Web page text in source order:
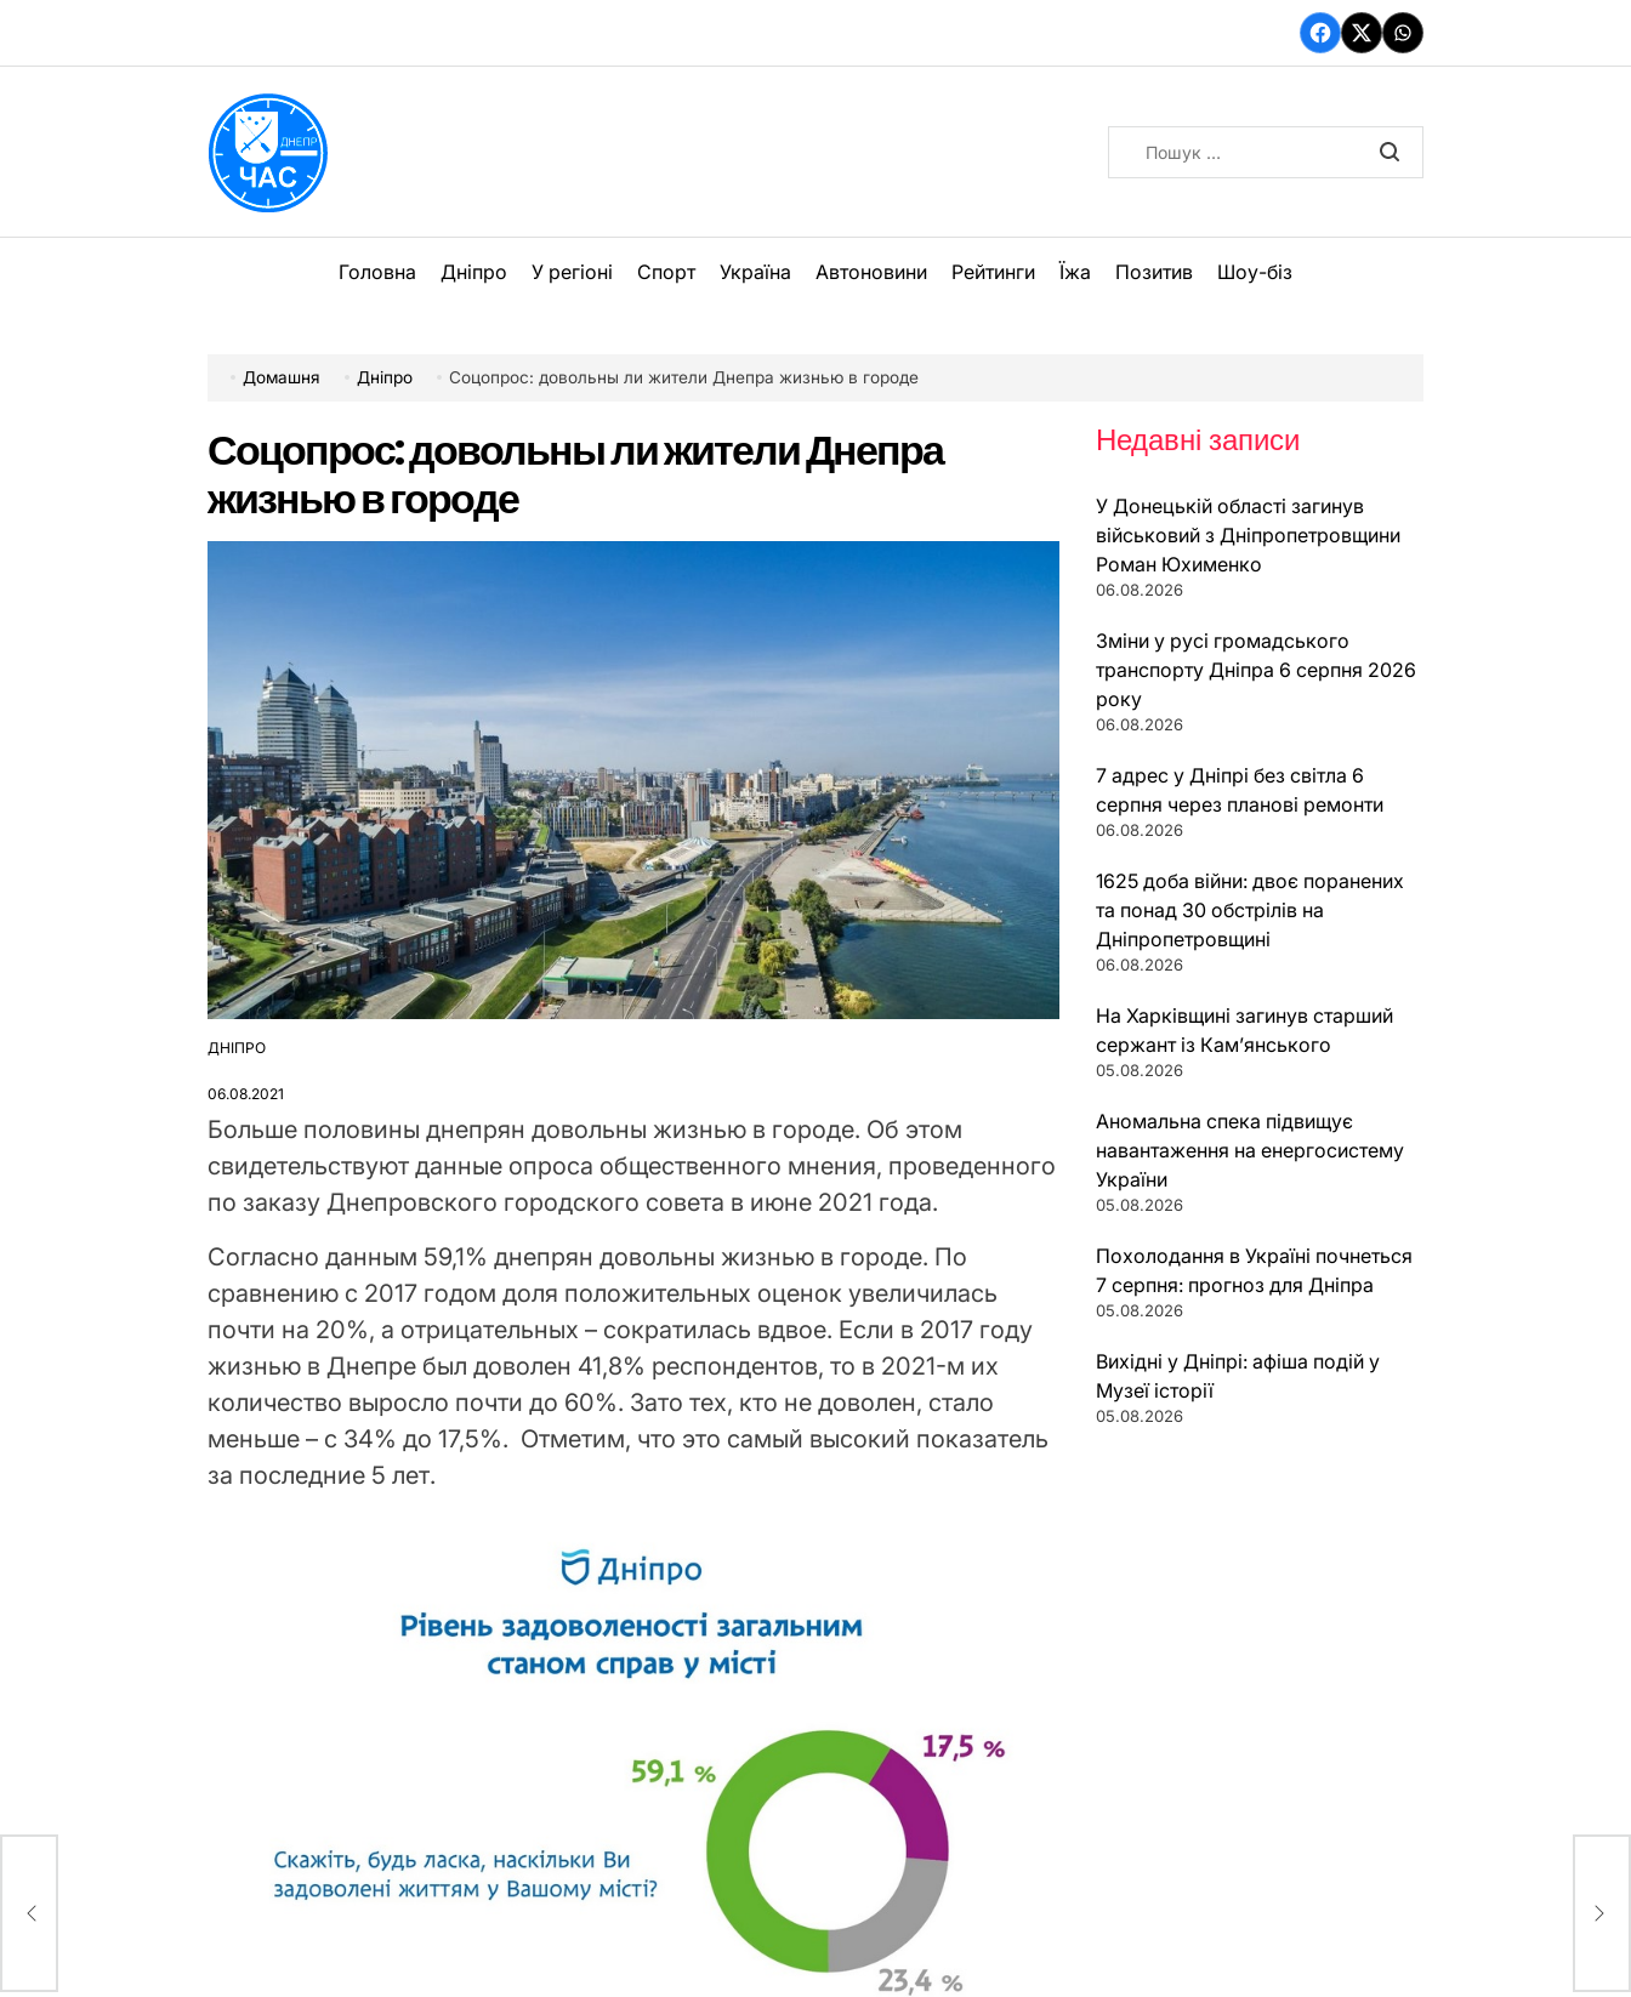
вмісту
Facebook
TwitterWhatsApp
Головна Дніпро У регіоні Спорт Україна Автоновини Рейтинги Їжа Позитив Шоу-біз
Домашня Дніпро Соцопрос: довольны ли жители Днепра жизнью в городе
Соцопрос: довольны ли жители Днепра
жизнью в городе
ОПУБЛІКУВАТИ
ДНІПРО
06.08.2021
Больше половины днепрян довольны жизнью в городе. Об этом
свидетельствуют данные опроса общественного мнения, проведенного
по заказу Днепровского городского совета в июне 2021 года.
Согласно данным 59,1% днепрян довольны жизнью в городе. По
сравнению с 2017 годом доля положительных оценок увеличилась
почти на 20%, а отрицательных – сократилась вдвое. Если в 2017 году
жизнью в Днепре был доволен 41,8% респондентов, то в 2021-м их
количество выросло почти до 60%. Зато тех, кто не доволен, стало
меньше – с 34% до 17,5%. Отметим, что это самый высокий показатель
за последние 5 лет.
Недавні записи
У Донецькій області загинув
військовий з Дніпропетровщини
Роман Юхименко
06.08.2026
Зміни у русі громадського
транспорту Дніпра 6 серпня 2026
року
06.08.2026
7 адрес у Дніпрі без світла 6
серпня через планові ремонти
06.08.2026
1625 доба війни: двоє поранених
та понад 30 обстрілів на
Дніпропетровщині
06.08.2026
На Харківщині загинув старший
сержант із Кам’янського
05.08.2026
Аномальна спека підвищує
навантаження на енергосистему
України
05.08.2026
Похолодання в Україні почнеться
7 серпня: прогноз для Дніпра
05.08.2026
Вихідні у Дніпрі: афіша подій у
Музеї історії
05.08.2026